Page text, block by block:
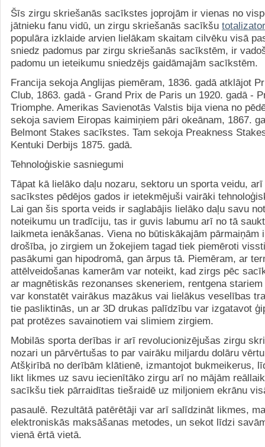
Šīs zirgu skriešanās sacīkstes joprojām ir vienas no
jātnieku fanu vidū, un zirgu skriešanās sacīkšu
populāra izklaide arvien lielākam skaitam cilvēku visā
sniedz padomus par zirgu skriešanās sacīkstēm, ir
padomu un ieteikumu sniedzējs gaidāmajām sacīkstēm.
Francija sekoja Anglijas piemēram, 1836. gadā atklājot
Club, 1863. gadā - Grand Prix de Paris un 1920. gadā -
Triomphe. Amerikas Savienotās Valstis bija viena no
sekoja saviem Eiropas kaimiņiem pāri okeānam, 1867.
Belmont Stakes sacīkstes. Tam sekoja Preakness
Kentuki Derbijs 1875. gadā.
Tehnoloģiskie sasniegumi
Tāpat kā lielāko daļu nozaru, sektoru un sporta veidu,
sacīkstes pēdējos gados ir ietekmējuši vairāki
Lai gan šis sporta veids ir saglabājis lielāko daļu savu
noteikumu un tradīciju, tas ir guvis labumu arī no tā
laikmeta ienākšanas. Viena no būtiskākajām pārmaiņām
drošība, jo zirgiem un žokejiem tagad tiek piemēroti
pasākumi gan hipodromā, gan ārpus tā. Piemēram, ar
attēlveidošanas kamerām var noteikt, kad zirgs pēc
ar magnētiskās rezonanses skeneriem, rentgena
var konstatēt vairākus mazākus vai lielākus veselības
tie pasliktinās, un ar 3D drukas palīdzību var izgatavot
pat protēzes savainotiem vai slimiem zirgiem.
Mobilās sporta derības ir arī revolucionizējušas zirgu
nozari un pārvērtušas to par vairāku miljardu dolāru
Atšķirībā no derībām klātienē, izmantojot bukmeikerus,
likt likmes uz savu iecienītāko zirgu arī no mājām
sacīkšu tiek pārraidītas tiešraidē uz miljoniem ekrānu
pasaulē. Rezultātā patērētāji var arī salīdzināt likmes,
elektroniskās maksāšanas metodes, un sekot līdzi
vienā ērtā vietā.